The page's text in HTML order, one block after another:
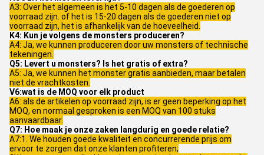
A3: Over het algemeen is het 5-10 dagen als de goederen op
voorraad zijn. of het is 15-20 dagen als de goederen niet op
voorraad zijn, het is afhankelijk van de hoeveelheid.
K4: Kun je volgens de monsters produceren?
A4: Ja, we kunnen produceren door uw monsters of technische
tekeningen.
Q5: Levert u monsters? Is het gratis of extra?
A5: Ja, we kunnen het monster gratis aanbieden, maar betalen
niet de vrachtkosten.
V6:wat is de MOQ voor elk product
A6: als de artikelen op voorraad zijn, is er geen beperking op het
MOQ, en normaal gesproken is een MOQ van 100 stuks
aanvaardbaar.
Q7: Hoe maak je onze zaken langdurig en goede relatie?
A7:1. We houden goede kwaliteit en concurrerende prijs om
ervoor te zorgen dat onze klanten profiteren;